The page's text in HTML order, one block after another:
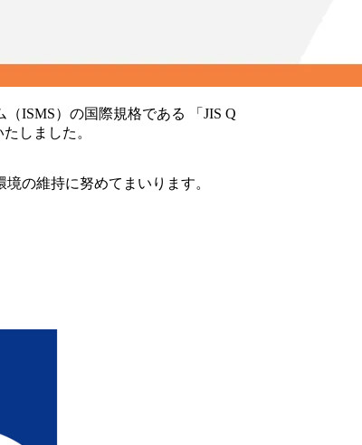
ISMS）の国際規格である 「JIS Q
しました。
の維持に努めてまいります。